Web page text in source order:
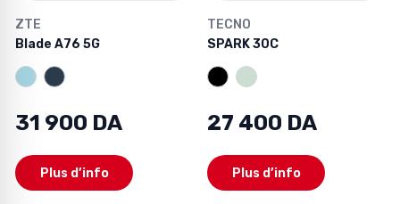
ZTE
Blade A76 5G
31 900 DA
Plus d’info
TECNO
SPARK 30C
27 400 DA
Plus d’info